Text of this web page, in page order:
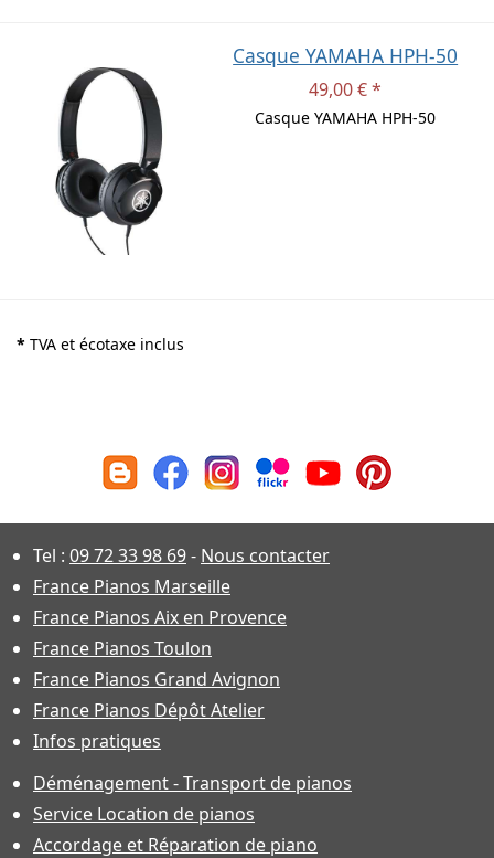
Casque YAMAHA HPH-50
49,00 € *
Casque YAMAHA HPH-50
* TVA et écotaxe inclus
Tel : 09 72 33 98 69- Nous contacter
France Pianos Marseille
France Pianos Aix en Provence
France Pianos Toulon
France Pianos Grand Avignon
France Pianos Dépôt Atelier
Infos pratiques
Déménagement - Transport de pianos
Service Location de pianos
Accordage et Réparation de piano